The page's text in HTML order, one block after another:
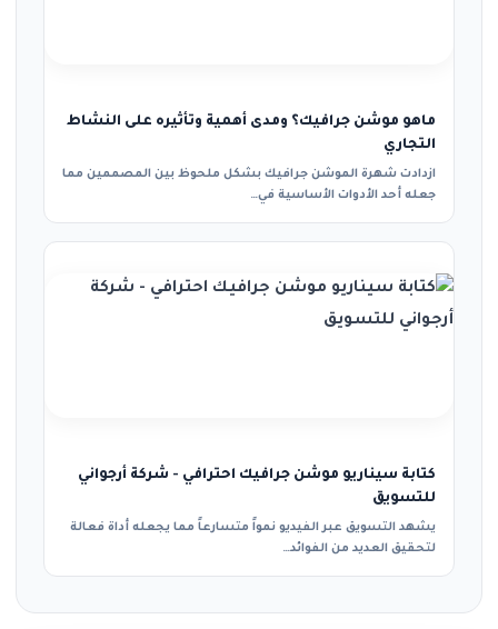
ماهو موشن جرافيك؟ ومدى أهمية وتأثيره على النشاط
التجاري
ازدادت شهرة الموشن جرافيك بشكل ملحوظ بين المصممين مما
جعله أحد الأدوات الأساسية في…
كتابة سيناريو موشن جرافيك احترافي - شركة أرجواني
للتسويق
يشهد التسويق عبر الفيديو نمواً متسارعاً مما يجعله أداة فعالة
لتحقيق العديد من الفوائد…